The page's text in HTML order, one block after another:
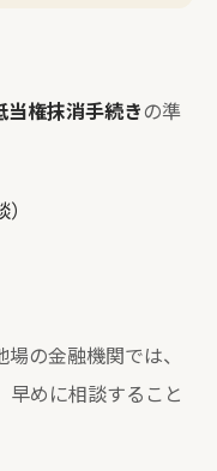
当権抹消手続きの準
の金融機関では、
めに相談すること